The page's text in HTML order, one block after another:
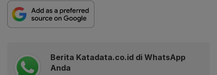
Berita Katadata.co.id di WhatsApp
Anda